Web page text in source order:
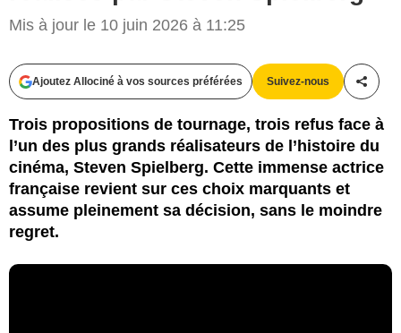
Mis à jour le 10 juin 2026 à 11:25
Ajoutez Allociné à vos sources préférées Suivez-nous
Trois propositions de tournage, trois refus face à
l’un des plus grands réalisateurs de l’histoire du
cinéma, Steven Spielberg. Cette immense actrice
française revient sur ces choix marquants et
assume pleinement sa décision, sans le moindre
regret.